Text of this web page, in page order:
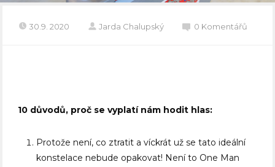
30.9. 2020 Jarda Chalupský 0 Komentářů
10 důvodů, proč se vyplatí nám hodit hlas:
Protože není, co ztratit a víckrát už se tato ideální
konstelace nebude opakovat! Není to One Man